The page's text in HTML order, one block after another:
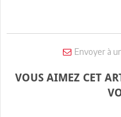
Envoyer à
VOUS AIMEZ CET